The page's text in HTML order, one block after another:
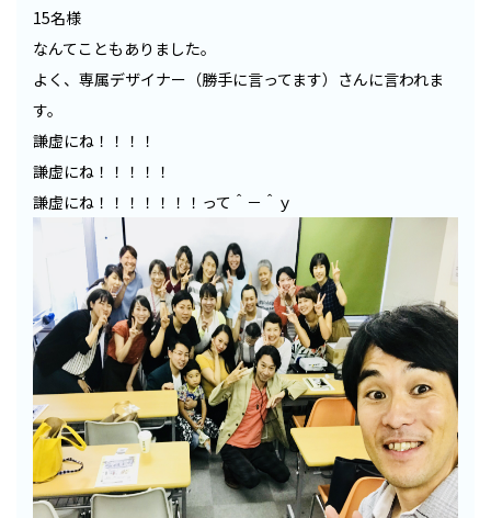
15名様
なんてこともありました。
よく、専属デザイナー（勝手に言ってます）さんに言われま
す。
謙虚にね！！！！
謙虚にね！！！！！
謙虚にね！！！！！！！って＾－＾ｙ